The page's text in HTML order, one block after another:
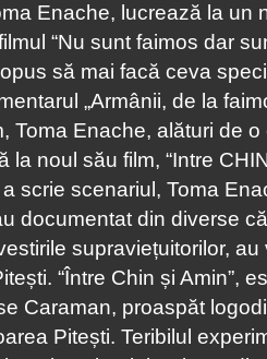
Enache, lucrează la un
“Nu sunt faimos dar
să mai facă ceva
„Armânii, de la
Toma Enache, alături de o
la noul său film, “Intre
scrie scenariul, Toma
documentat din diverse
supraviețuitorilor,
“Între Chin și Amin”,
Caraman, proaspăt
Pitești. Teribilul